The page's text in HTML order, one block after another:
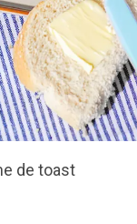
En céramique